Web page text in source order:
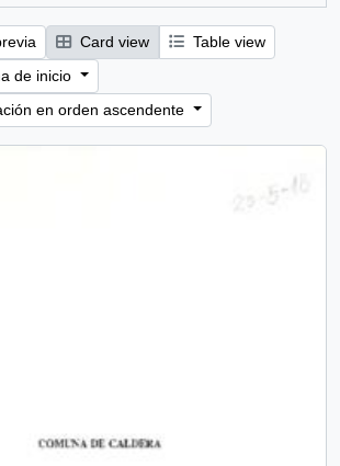
Card view
Table view
de inicio
en orden ascendente